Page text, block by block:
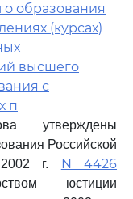
образования
(курсах)
высшего
с
п
утверждены
Российской
г. N 4426
юстиции